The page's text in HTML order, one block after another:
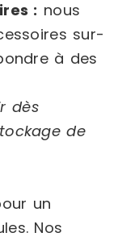
: nous
sur-
à des
dès
de
un
Nos